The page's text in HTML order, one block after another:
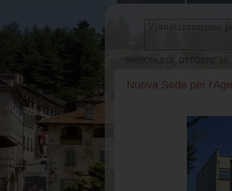
MERCOLEDÌ, OTTOBRE 10,
Nuova Sede per